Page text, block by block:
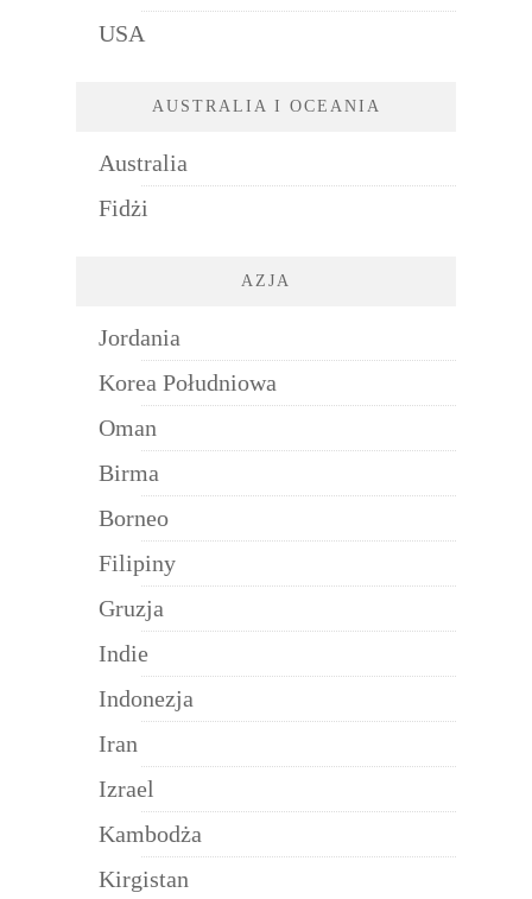
USA
AUSTRALIA I OCEANIA
Australia
Fidżi
AZJA
Jordania
Korea Południowa
Oman
Birma
Borneo
Filipiny
Gruzja
Indie
Indonezja
Iran
Izrael
Kambodża
Kirgistan